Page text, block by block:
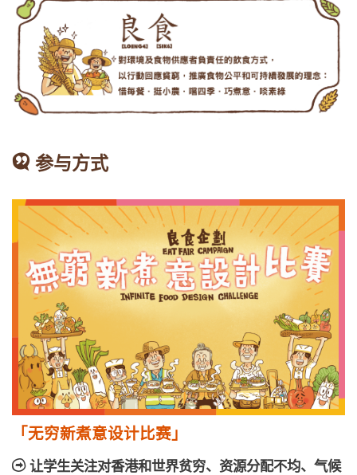
参与方式
「无穷新煮意设计比赛」
让学生关注对香港和世界贫穷、资源分配不均、气候